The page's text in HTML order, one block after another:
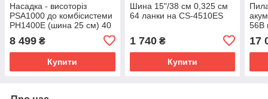
Насадка - висоторіз
PSA1000 до комбісистеми
PH1400E (шина 25 см) 40
8 499 ₴
Купити
Шина 15"/38 см 0,325 см
64 ланки на CS-4510ES
1 740₴
Купити
56В
17